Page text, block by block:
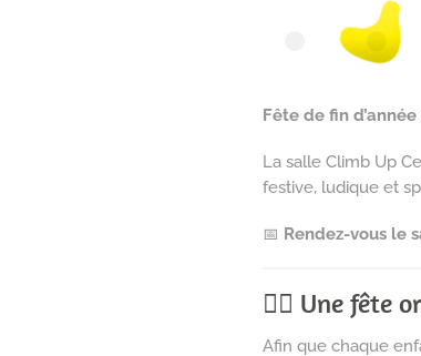
Fête de fin
La salle Climb Up
festive, ludique et
📅 Rendez-vous le
🧗‍♀️ Une fête
Afin que chaque